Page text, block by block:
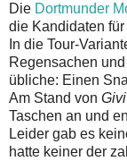
Die Dortmunder
die Kandidaten
In die Tour-
Regensachen
übliche: Einen
Am Stand von Givi
Taschen an und
Leider gab es
hatte keiner der